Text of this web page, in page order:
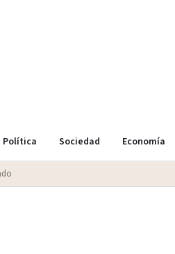
Política Sociedad Economía
1525